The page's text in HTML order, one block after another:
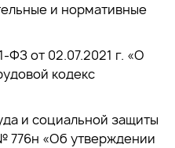
и нормативные
от 02.07.2021 г. «О
кодекс
и социальной защиты
776н «Об утверждении